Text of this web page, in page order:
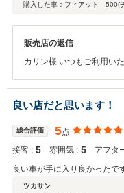
購入した車：フィアット 500(
販売店の返信
カリン様 いつもご利用い
お困りのことがありまし
で末永くよろしくお願い
良い店だと思います！
総合評価 5点
接客 : 5 雰囲気 : 5 アフタ
良い車が手に入り良かったで
ツカサン